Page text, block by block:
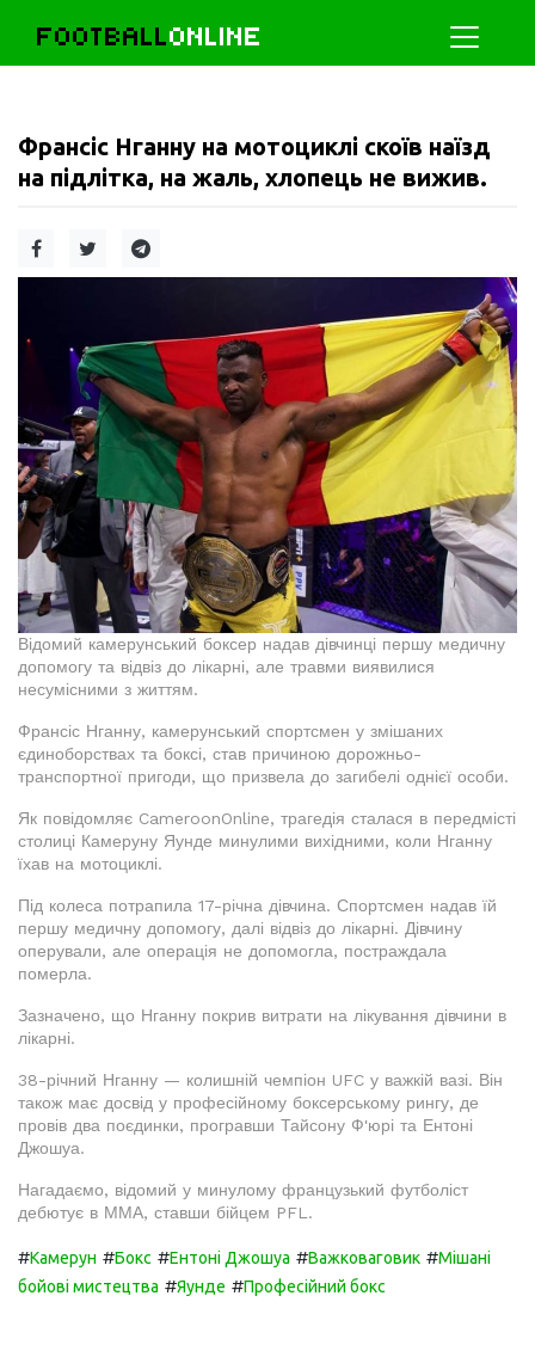
FOOTBALLONLINE
Франсіс Нганну на мотоциклі скоїв наїзд
на підлітка, на жаль, хлопець не вижив.
Відомий камерунський боксер надав дівчинці першу медичну
допомогу та відвіз до лікарні, але травми виявилися
несумісними з життям.
Франсіс Нганну, камерунський спортсмен у змішаних
єдиноборствах та боксі, став причиною дорожньо-
транспортної пригоди, що призвела до загибелі однієї особи.
Як повідомляє CameroonOnline, трагедія сталася в передмісті
столиці Камеруну Яунде минулими вихідними, коли Нганну
їхав на мотоциклі.
Під колеса потрапила 17-річна дівчина. Спортсмен надав їй
першу медичну допомогу, далі відвіз до лікарні. Дівчину
оперували, але операція не допомогла, постраждала
померла.
Зазначено, що Нганну покрив витрати на лікування дівчини в
лікарні.
38-річний Нганну — колишній чемпіон UFC у важкій вазі. Він
також має досвід у професійному боксерському рингу, де
провів два поєдинки, програвши Тайсону Ф'юрі та Ентоні
Джошуа.
Нагадаємо, відомий у минулому французький футболіст
дебютує в ММА, ставши бійцем PFL.
#Камерун #Бокс #Ентоні Джошуа #Важковаговик #Мішані
бойові мистецтва #Яунде #Професійний бокс